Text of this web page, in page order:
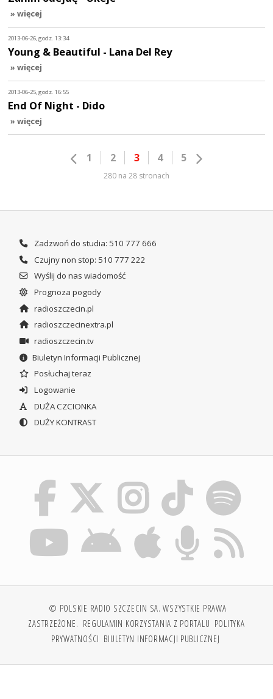
» więcej
2013-06-26, godz. 13:34
Young & Beautiful - Lana Del Rey
» więcej
2013-06-25, godz. 16:55
End Of Night - Dido
» więcej
1 2 3 4 5
280 na 28 stronach
Zadzwoń do studia: 510 777 666
Czujny non stop: 510 777 222
Wyślij do nas wiadomość
Prognoza pogody
radioszczecin.pl
radioszczecinextra.pl
radioszczecin.tv
Biuletyn Informacji Publicznej
Posłuchaj teraz
Logowanie
DUŻA CZCIONKA
DUŻY KONTRAST
© POLSKIE RADIO SZCZECIN SA. WSZYSTKIE PRAWA
ZASTRZEŻONE. REGULAMIN KORZYSTANIA Z PORTALU POLITYKA
PRYWATNOŚCI BIULETYN INFORMACJI PUBLICZNEJ